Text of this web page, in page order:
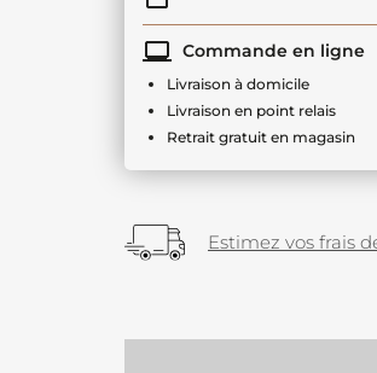
Commande en ligne
Livraison à domicile
Livraison en point relais
Retrait gratuit en magasin
Estimez vos frais